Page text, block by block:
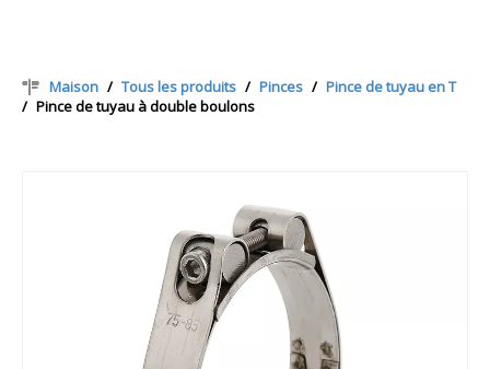
Maison / Tous les produits / Pinces / Pince de tuyau en T
/ Pince de tuyau à double boulons